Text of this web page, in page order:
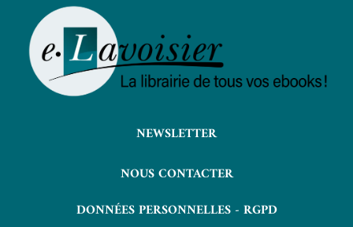
NEWSLETTER
NOUS CONTACTER
DONNÉES PERSONNELLES - RGPD